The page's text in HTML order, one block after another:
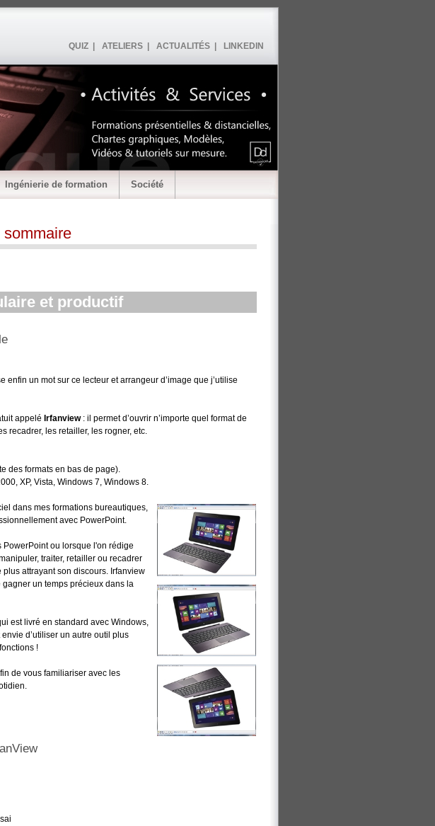
QUIZ | ATELIERS | ACTUALITÉS | LINKEDIN
Ingénierie de formation Société
sommaire
et productif
enfin un mot sur ce lecteur et arrangeur d’image que j’utilise
appelé Irfanview: il permet d’ouvrir n’importe quel format de
recadrer, les retailler, les rogner, etc.
des formats en bas de page).
XP, Vista, Windows 7, Windows 8.
dans mes formations bureautiques,
avec PowerPoint.
ou lorsque l'on rédige
traiter, retailler ou recadrer
plus attrayant son discours. Irfanview
un temps précieux dans la
est livré en standard avec Windows,
d’utiliser un autre outil plus
!
de vous familiariser avec les